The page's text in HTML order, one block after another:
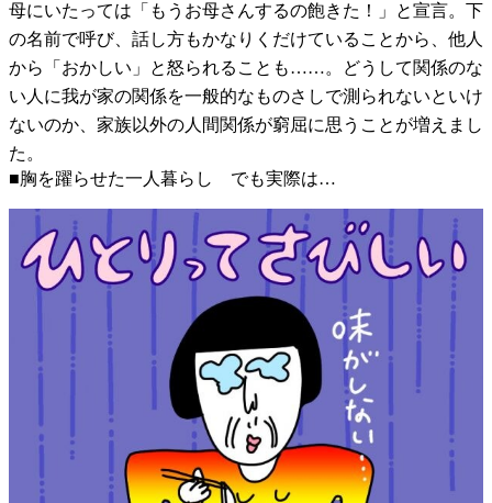
母にいたっては「もうお母さんするの飽きた！」と宣言。下
の名前で呼び、話し方もかなりくだけていることから、他人
から「おかしい」と怒られることも……。どうして関係のな
い人に我が家の関係を一般的なものさしで測られないといけ
ないのか、家族以外の人間関係が窮屈に思うことが増えまし
た。
■胸を躍らせた一人暮らし でも実際は…